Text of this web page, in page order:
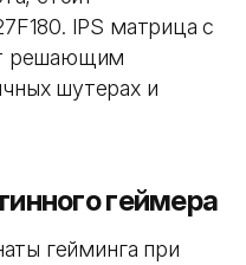
IPS матрица с
решающим
шутерах и
геймера
гейминга при